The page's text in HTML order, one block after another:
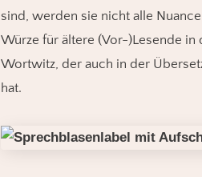
sind, werden sie nicht alle
Würze für ältere (Vor-)Lesende in
Wortwitz, der auch in der
hat.